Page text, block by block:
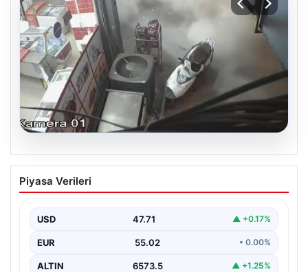
Bahçelievler’de Güvenlik Problemi ve
Binanın Çöküşü
Mahallesi Taşova Sokak’ta korkutucu bir olay yaşandı.
Yaklaşık 38…
Piyasa Verileri
USD 47.71 ▲ +0.17%
EUR 55.02 • 0.00%
ALTIN 6573.5 ▲ +1.25%